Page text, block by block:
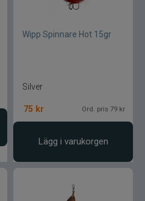
Wipp Spinnare Hot 15gr
Silver
75 kr Ord. pris 79 kr
Lägg i varukorgen